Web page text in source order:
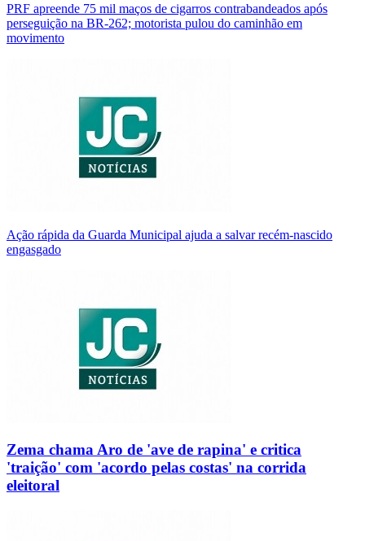
PRF apreende 75 mil maços de cigarros contrabandeados após
perseguição na BR-262; motorista pulou do caminhão em
movimento
Ação rápida da Guarda Municipal ajuda a salvar recém-nascido
engasgado
Zema chama Aro de 'ave de rapina' e critica
'traição' com 'acordo pelas costas' na corrida
eleitoral